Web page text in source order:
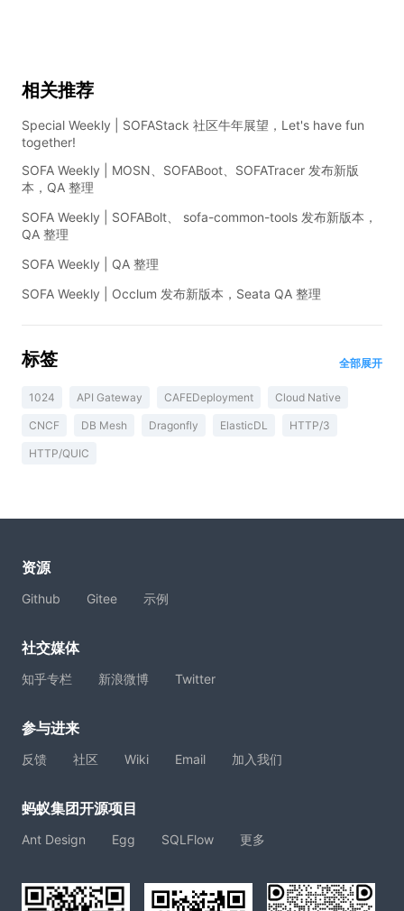
相关推荐
Special Weekly | SOFAStack 社区牛年展望，Let's have fun
together!
SOFA Weekly | MOSN、SOFABoot、SOFATracer 发布新版
本，QA 整理
SOFA Weekly | SOFABolt、 sofa-common-tools 发布新版本，
QA 整理
SOFA Weekly | QA 整理
SOFA Weekly | Occlum 发布新版本，Seata QA 整理
标签 全部展开
1024 API Gateway CAFEDeployment Cloud Native
CNCF DB Mesh Dragonfly ElasticDL HTTP/3
HTTP/QUIC
资源
Github Gitee 示例
社交媒体
知乎专栏 新浪微博 Twitter
参与进来
反馈 社区 Wiki Email 加入我们
蚂蚁集团开源项目
Ant Design Egg SQLFlow 更多